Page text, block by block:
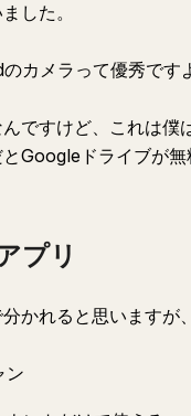
した。
カメラって優秀です
ですけど、これは
Googleドライブが
プリ
かれると思いますが
ン